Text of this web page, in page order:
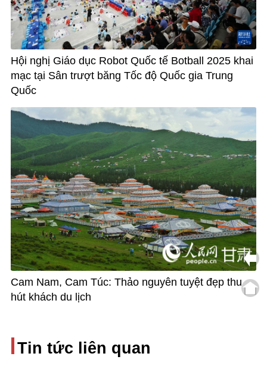
Hội nghị Giáo dục Robot Quốc tế Botball 2025 khai
mạc tại Sân trượt băng Tốc độ Quốc gia Trung
Quốc
Cam Nam, Cam Túc: Thảo nguyên tuyệt đẹp thu
hút khách du lịch
Tin tức liên quan